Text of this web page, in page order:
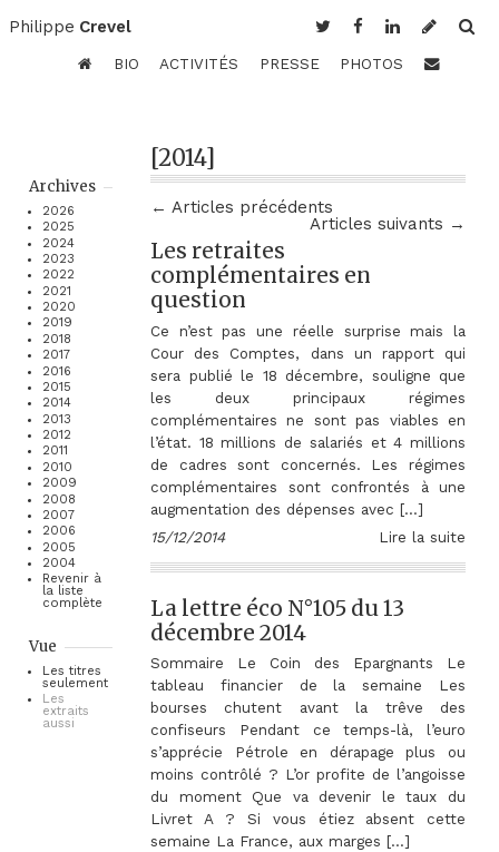
Philippe Crevel
BIO ACTIVITÉS PRESSE PHOTOS
Archives
2026
2025
2024
2023
2022
2021
2020
2019
2018
2017
2016
2015
2014
2013
2012
2011
2010
2009
2008
2007
2006
2005
2004
Revenir à
la liste
complète
Vue
Les titres
seulement
Les
extraits
aussi
[2014]
← Articles précédents
Articles suivants →
Les retraites
complémentaires en
question
Ce n’est pas une réelle surprise mais la
Cour des Comptes, dans un rapport qui
sera publié le 18 décembre, souligne que
les deux principaux régimes
complémentaires ne sont pas viables en
l’état. 18 millions de salariés et 4 millions
de cadres sont concernés. Les régimes
complémentaires sont confrontés à une
augmentation des dépenses avec […]
15/12/2014
Lire la suite
La lettre éco N°105 du 13
décembre 2014
Sommaire Le Coin des Epargnants Le
tableau financier de la semaine Les
bourses chutent avant la trêve des
confiseurs Pendant ce temps-là, l’euro
s’apprécie Pétrole en dérapage plus ou
moins contrôlé ? L’or profite de l’angoisse
du moment Que va devenir le taux du
Livret A ? Si vous étiez absent cette
semaine La France, aux marges […]